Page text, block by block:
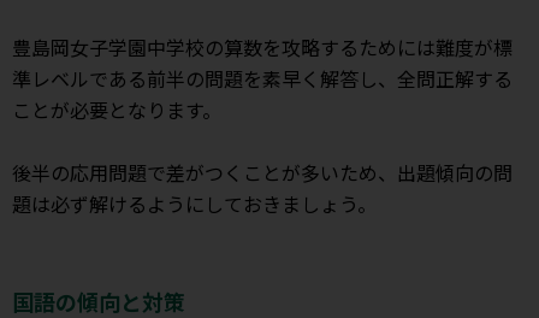
豊島岡女子学園中学校の算数を攻略するためには難度が標
準レベルである前半の問題を素早く解答し、全問正解する
ことが必要となります。
後半の応用問題で差がつくことが多いため、出題傾向の問
題は必ず解けるようにしておきましょう。
国語の傾向と対策